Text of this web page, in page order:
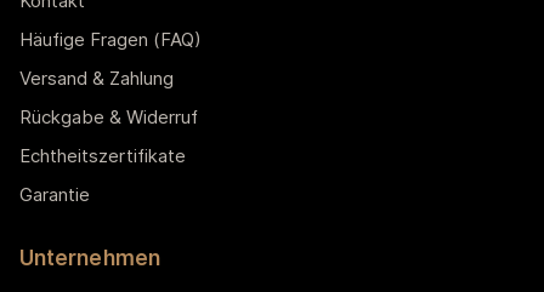
Häufige Fragen (FAQ)
Versand & Zahlung
Rückgabe & Widerruf
Echtheitszertifikate
Garantie
Unternehmen